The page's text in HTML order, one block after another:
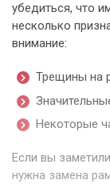
убедиться, что
несколько
внимание:
Трещины на
Некоторые
Если вы
нужна замена